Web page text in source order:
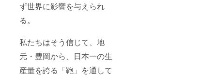
ず世界に影響を与えられ
る。
私たちはそう信じて、地
元・豊岡から、日本一の生
産量を誇る「鞄」を通して